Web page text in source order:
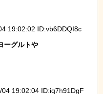
19:02:02 ID:vb6DDQI8c
ーグルトや
19:02:04 ID:iq7h91DgF